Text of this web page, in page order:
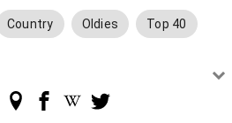
Country Oldies Top 40